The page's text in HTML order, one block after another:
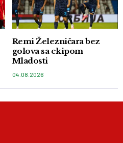
Remi Železničara bez
golova sa ekipom
Mladosti
04.08.2026